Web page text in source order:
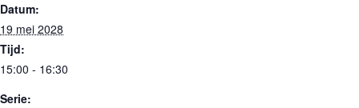
Datum:
19 mei 2028
Tijd:
15:00 - 16:30
Serie: